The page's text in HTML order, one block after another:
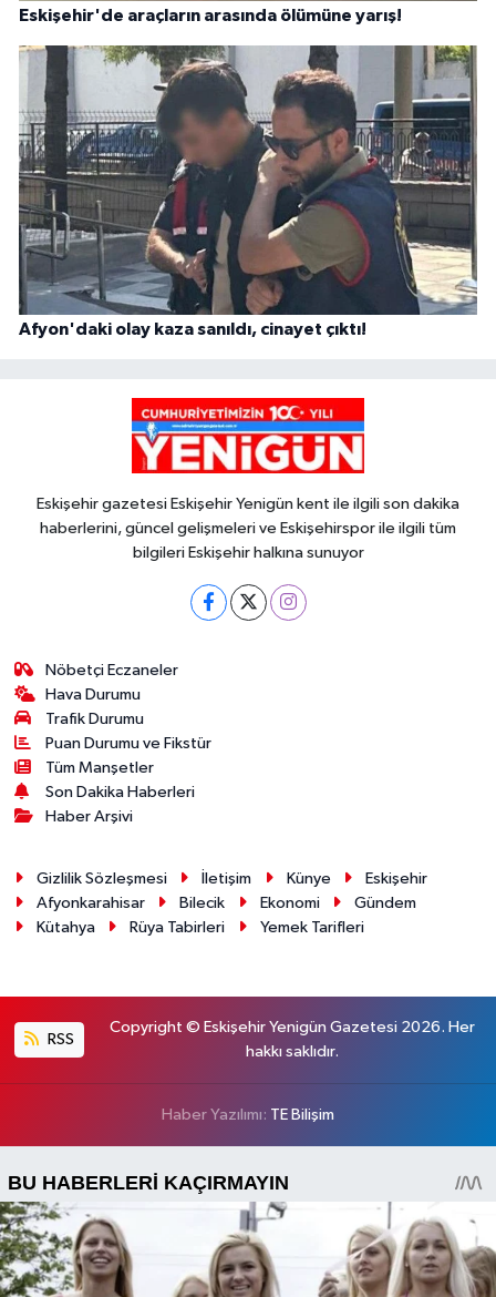
Eskişehir'de araçların arasında ölümüne yarış!
Afyon'daki olay kaza sanıldı, cinayet çıktı!
Eskişehir gazetesi Eskişehir Yenigün kent ile ilgili son dakika
haberlerini, güncel gelişmeleri ve Eskişehirspor ile ilgili tüm
bilgileri Eskişehir halkına sunuyor
Nöbetçi Eczaneler
Hava Durumu
Trafik Durumu
Puan Durumu ve Fikstür
Tüm Manşetler
Son Dakika Haberleri
Haber Arşivi
Gizlilik Sözleşmesi İletişim Künye
Eskişehir
Afyonkarahisar
Bilecik Ekonomi
Gündem
Kütahya
Rüya Tabirleri Yemek Tarifleri
RSS
Copyright © Eskişehir Yenigün Gazetesi 2026. Her
hakkı saklıdır.
Haber Yazılımı: TE Bilişim